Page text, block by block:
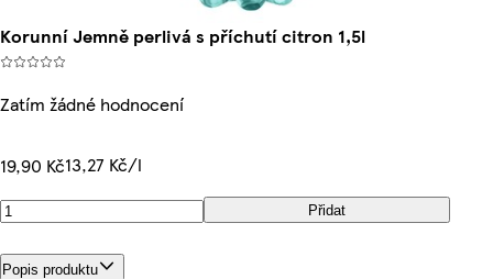
Korunní Jemně perlivá s příchutí citron 1,5l
Zatím žádné hodnocení
19,90 Kč13,27 Kč/l
Přidat
Popis produktu